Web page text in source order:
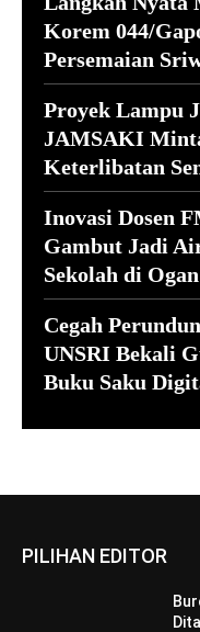
Korem 044/
Persemaian
Proyek Lampu
JAMSAKI
Keterlibatan
Inovasi Dosen
Gambut Jadi
Sekolah di
Cegah
UNSRI Bekali
Buku Saku
PILIHAN EDITOR